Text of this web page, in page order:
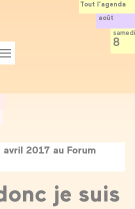
Menu
2017 au Forum
je suis
Tout l’agenda
août
samedi
8